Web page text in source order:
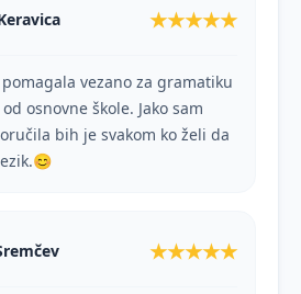
★★★★★
vezano za gramatiku
osnovne škole. Jako sam
bih je svakom ko želi da
★★★★★